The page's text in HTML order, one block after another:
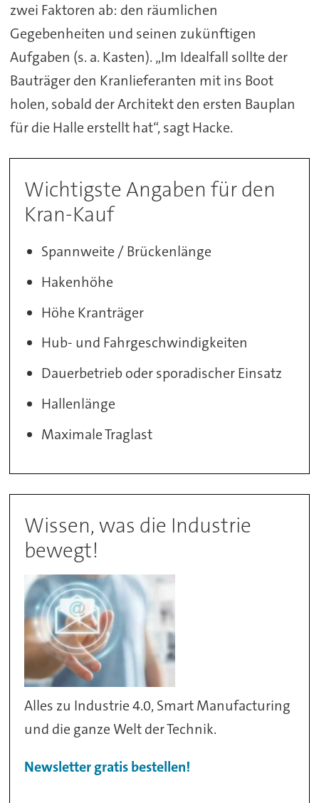
zwei Faktoren ab: den räumlichen
Gegebenheiten und seinen zukünftigen
Aufgaben (s. a. Kasten). „Im Idealfall sollte der
Bauträger den Kranlieferanten mit ins Boot
holen, sobald der Architekt den ersten Bauplan
für die Halle erstellt hat“, sagt Hacke.
Wichtigste Angaben für den
Kran-Kauf
Spannweite / Brückenlänge
Hakenhöhe
Höhe Kranträger
Hub- und Fahrgeschwindigkeiten
Dauerbetrieb oder sporadischer Einsatz
Hallenlänge
Maximale Traglast
Wissen, was die Industrie
bewegt!
Alles zu Industrie 4.0, Smart Manufacturing
und die ganze Welt der Technik.
Newsletter gratis bestellen!